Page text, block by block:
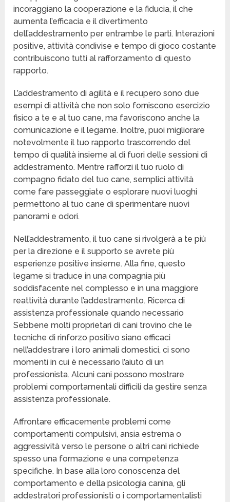
incoraggiano la cooperazione e la fiducia, il che
aumenta l’efficacia e il divertimento
dell’addestramento per entrambe le parti. Interazioni
positive, attività condivise e tempo di gioco costante
contribuiscono tutti al rafforzamento di questo
rapporto.
L’addestramento di agilità e il recupero sono due
esempi di attività che non solo forniscono esercizio
fisico a te e al tuo cane, ma favoriscono anche la
comunicazione e il legame. Inoltre, puoi migliorare
notevolmente il tuo rapporto trascorrendo del
tempo di qualità insieme al di fuori delle sessioni di
addestramento. Mentre rafforzi il tuo ruolo di
compagno fidato del tuo cane, semplici attività
come fare passeggiate o esplorare nuovi luoghi
permettono al tuo cane di sperimentare nuovi
panorami e odori.
Nell’addestramento, il tuo cane si rivolgerà a te più
per la direzione e il supporto se avrete più
esperienze positive insieme. Alla fine, questo
legame si traduce in una compagnia più
soddisfacente nel complesso e in una maggiore
reattività durante l’addestramento. Ricerca di
assistenza professionale quando necessario
Sebbene molti proprietari di cani trovino che le
tecniche di rinforzo positivo siano efficaci
nell’addestrare i loro animali domestici, ci sono
momenti in cui è necessario l’aiuto di un
professionista. Alcuni cani possono mostrare
problemi comportamentali difficili da gestire senza
assistenza professionale.
Affrontare efficacemente problemi come
comportamenti compulsivi, ansia estrema o
aggressività verso le persone o altri cani richiede
spesso una formazione e una competenza
specifiche. In base alla loro conoscenza del
comportamento e della psicologia canina, gli
addestratori professionisti o i comportamentalisti